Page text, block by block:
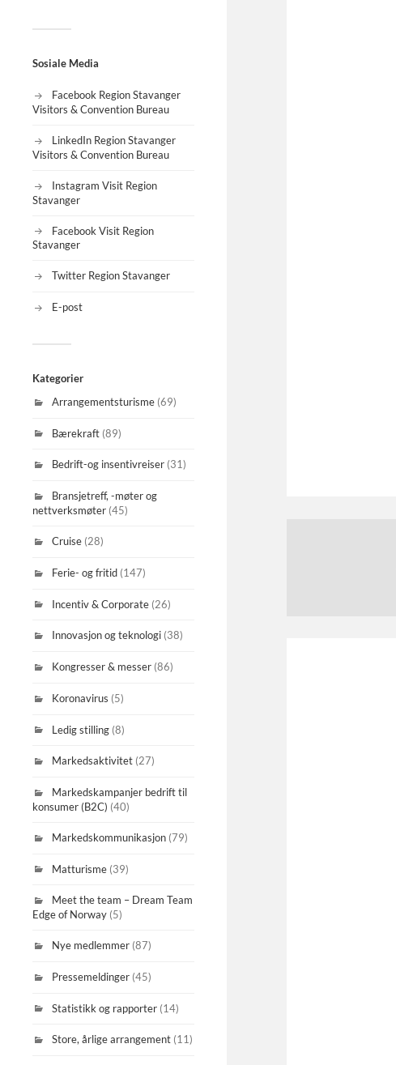
Sosiale Media
Facebook Region Stavanger
Visitors & Convention Bureau
LinkedIn Region Stavanger
Visitors & Convention Bureau
Instagram Visit Region
Stavanger
Facebook Visit Region
Stavanger
Twitter Region Stavanger
E-post
Kategorier
Arrangementsturisme (69)
Bærekraft (89)
Bedrift-og insentivreiser (31)
Bransjetreff, -møter og
nettverksmøter (45)
Cruise (28)
Ferie- og fritid (147)
Incentiv & Corporate (26)
Innovasjon og teknologi (38)
Kongresser & messer (86)
Koronavirus (5)
Ledig stilling (8)
Markedsaktivitet (27)
Markedskampanjer bedrift til
konsumer (B2C) (40)
Markedskommunikasjon (79)
Matturisme (39)
Meet the team – Dream Team
Edge of Norway (5)
Nye medlemmer (87)
Pressemeldinger (45)
Statistikk og rapporter (14)
Store, årlige arrangement (11)